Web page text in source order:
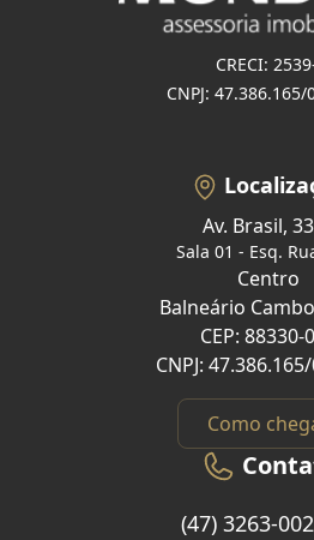
CRECI:
CNPJ: 47.386.165/
Av. Brasil,
Sala 01 - Esq.
Centro
Balneário
CEP: 88330-
CNPJ:
Como
(47) 3263-